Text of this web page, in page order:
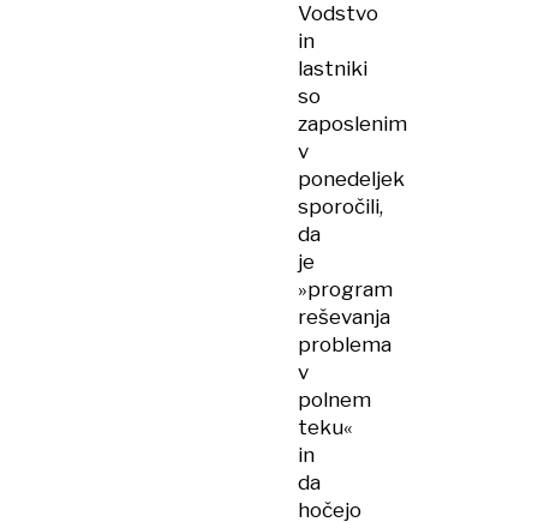
Vodstvo
in
lastniki
so
zaposlenim
v
ponedeljek
sporočili,
da
je
»program
reševanja
problema
v
polnem
teku«
in
da
hočejo